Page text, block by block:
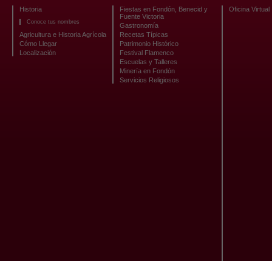
Historia
Conoce tus nombres
Agricultura e Historia Agrícola
Cómo Llegar
Localización
Fiestas en Fondón, Benecid y
Fuente Victoria
Gastronomía
Recetas Típicas
Patrimonio Histórico
Festival Flamenco
Escuelas y Talleres
Minería en Fondón
Servicios Religiosos
Oficina Virtual